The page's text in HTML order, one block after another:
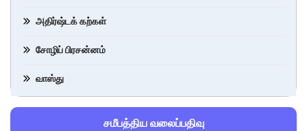
அதிர்ஷ்டக் கற்கள்
சோழிப் பிரசன்னம்
வாஸ்து
சமீபத்திய வலைப்பதிவு